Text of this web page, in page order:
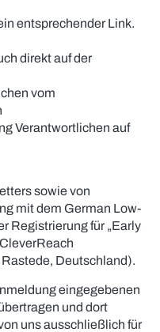
entsprechender Link.
direkt auf der
vom
Verantwortlichen auf
sowie von
mit dem German Low-
Registrierung für „Early
Deutschland).
eingegebenen
und dort
uns ausschließlich für